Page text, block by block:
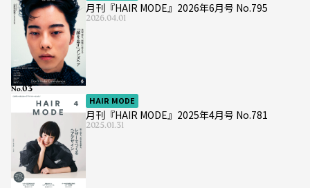
月刊『HAIR MODE』2026年6月号 No.795
2026.04.01
HAIR MODE
月刊『HAIR MODE』2025年4月号 No.781
2025.01.31
No.